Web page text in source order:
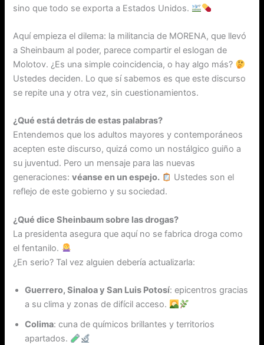
sino que todo se exporta a Estados Unidos.
Aquí empieza el dilema: la militancia de MORENA, que llevó
a Sheinbaum al poder, parece compartir el eslogan de
Molotov. ¿Es una simple coincidencia, o hay algo más?
Ustedes deciden. Lo que sí sabemos es que este discurso
se repite una y otra vez, sin cuestionamientos.
¿Qué está detrás de estas palabras?
Entendemos que los adultos mayores y contemporáneos
acepten este discurso, quizá como un nostálgico guiño a
su juventud. Pero un mensaje para las nuevas
generaciones:véanse en un espejo.
Ustedes son el
reflejo de este gobierno y su sociedad.
¿Qué dice Sheinbaum sobre las drogas?
La presidenta asegura que aquí no se fabrica droga como
el fentanilo.
¿En serio? Tal vez alguien debería actualizarla:
Guerrero, Sinaloa y San Luis Potosí: epicentros gracias
a su clima y zonas de difícil acceso.
Colima: cuna de químicos brillantes y territorios
apartados.